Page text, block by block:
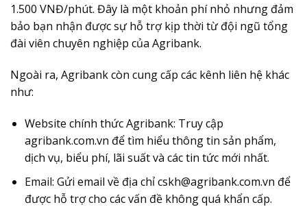
1.500 VNĐ/phút. Đây là một khoản phí nhỏ nhưng đảm
bảo bạn nhận được sự hỗ trợ kịp thời từ đội ngũ tổng
đài viên chuyên nghiệp của Agribank.
Ngoài ra, Agribank còn cung cấp các kênh liên hệ khác
như:
Website chính thức Agribank: Truy cập
agribank.com.vn để tìm hiểu thông tin sản phẩm,
dịch vụ, biểu phí, lãi suất và các tin tức mới nhất.
Email: Gửi email về địa chỉcskh@agribank.com.vn để
được hỗ trợ cho các vấn đề không quá khẩn cấp.